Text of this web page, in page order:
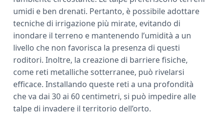
umidi e ben drenati. Pertanto, è possibile adottare
tecniche di irrigazione più mirate, evitando di
inondare il terreno e mantenendo l’umidità a un
livello che non favorisca la presenza di questi
roditori. Inoltre, la creazione di barriere fisiche,
come reti metalliche sotterranee, può rivelarsi
efficace. Installando queste reti a una profondità
che va dai 30 ai 60 centimetri, si può impedire alle
talpe di invadere il territorio dell’orto.